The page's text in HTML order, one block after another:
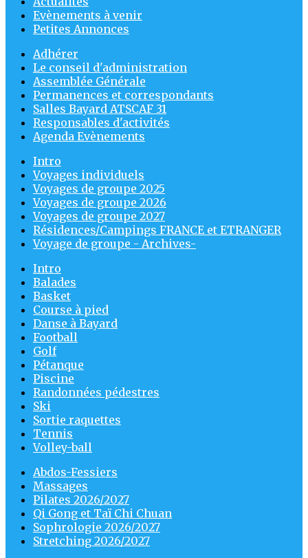
Evènements à venir
Petites Annonces
Adhérer
Le conseil d'administration
Assemblée Générale
Permanences et correspondants
Salles Bayard ATSCAF 31
Responsables d'activités
Agenda Evènements
Intro
Voyages individuels
Voyages de groupe 2025
Voyages de groupe 2026
Voyages de groupe 2027
Résidences/Campings FRANCE et ETRANGER
Voyage de groupe - Archives-
Intro
Balades
Basket
Course à pied
Danse à Bayard
Football
Golf
Pétanque
Piscine
Randonnées pédestres
Ski
Sortie raquettes
Tennis
Volley-ball
Abdos-Fessiers
Massages
Pilates 2026/2027
Qi Gong et Taï Chi Chuan
Sophrologie 2026/2027
Stretching 2026/2027